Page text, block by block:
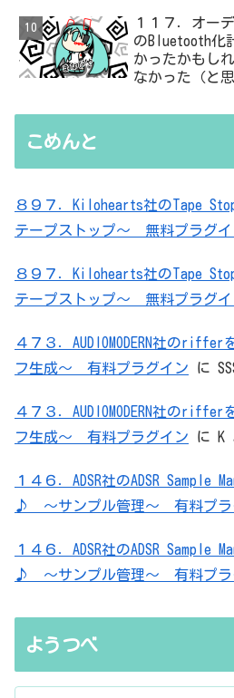
１１７．オー
のBluetooth化
かったかもし
なかった（と
無駄を重ねた
こめんと
８９７．Kilohearts社のTape
テープストップ～ 無料プラグイ
８９７．Kilohearts社のTape
テープストップ～ 無料プラグイ
４７３．AUDIOMODERN社の
フ生成～ 有料プラグイン に
４７３．AUDIOMODERN社の
フ生成～ 有料プラグイン に K
１４６．ADSR社のADSR Sample
♪ ～サンプル管理～ 有料プラ
１４６．ADSR社のADSR Sample
♪ ～サンプル管理～ 有料プラ
ようつべ